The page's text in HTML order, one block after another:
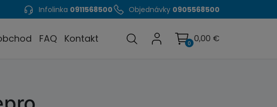
Infolinka 0911568500 Objednávky 0905568500
FAQ Kontakt 0 0,00 €